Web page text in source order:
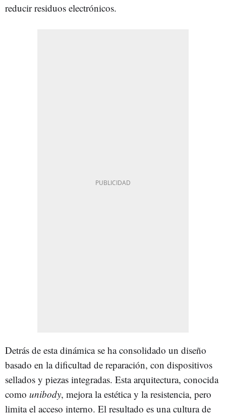
reducir residuos electrónicos.
Detrás de esta dinámica se ha consolidado un diseño
basado en la dificultad de reparación, con dispositivos
sellados y piezas integradas. Esta arquitectura, conocida
como unibody, mejora la estética y la resistencia, pero
limita el acceso interno. El resultado es una cultura de